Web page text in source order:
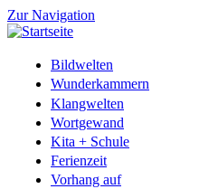
Zur Navigation
Bildwelten
Wunderkammern
Klangwelten
Wortgewand
Kita + Schule
Ferienzeit
Vorhang auf